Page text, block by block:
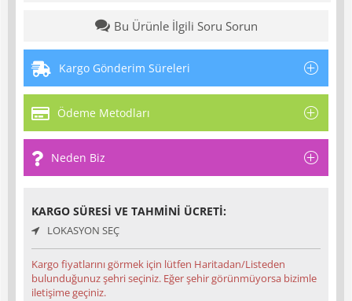
Bu Ürünle İlgili Soru Sorun
Kargo Gönderim Süreleri
Ödeme Metodları
Neden Biz
KARGO SÜRESI VE TAHMINI ÜCRETI:
LOKASYON SEÇ
Kargo fiyatlarını görmek için lütfen Haritadan/Listeden
bulunduğunuz şehri seçiniz. Eğer şehir görünmüyorsa bizimle
iletişime geçiniz.